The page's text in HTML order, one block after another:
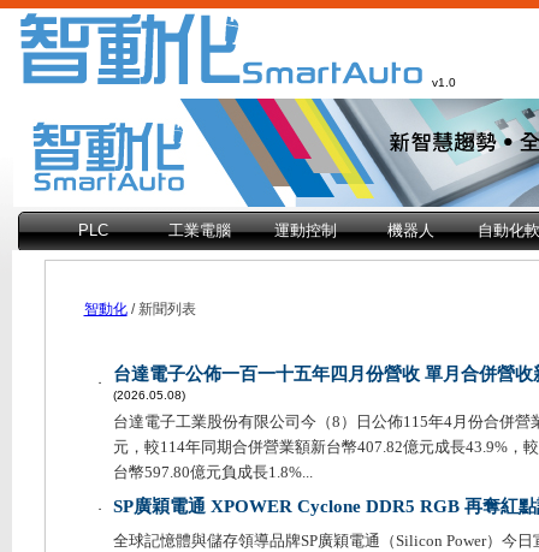
v1.0
PLC 工業電腦 運動控制 機器人 自動化
智動化/ 新聞列表
台達電子公佈一百一十五年四月份營收 單月合併營收
(2026.05.08)
台達電子工業股份有限公司今（8）日公佈115年4月份合併營
元，較114年同期合併營業額新台幣407.82億元成長43.9%，
台幣597.80億元負成長1.8%...
SP廣穎電通 XPOWER Cyclone DDR5 RGB 再奪紅
全球記憶體與儲存領導品牌SP廣穎電通（Silicon Power）今